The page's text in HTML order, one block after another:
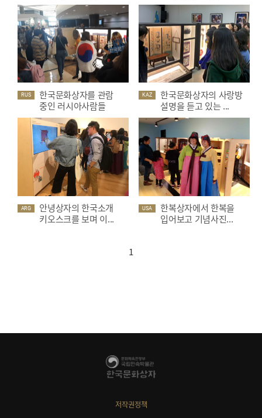
RUS
한국문화상자를 관람
중인 러시아사람들
KAZ
한국문화상자의 사랑방
설명을 듣고 있는 ...
ARG
안녕상자의 한국소개
키오스크를 보며 이...
USA
한복상자에서 한복을
입어보고 기념사진...
1
저작권정책